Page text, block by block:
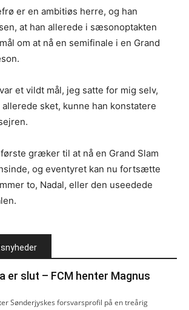
er en ambitiøs herre, og han
at han allerede i sæsonoptakten
om at nå en semifinale i en Grand
et vildt mål, jeg satte for mig selv,
sket, kunne han konstatere
græker til at nå en Grand Slam
og eventyret kan nu fortsætte
to, Nadal, eller den useedede
er slut – FCM henter Magnus
Sønderjyskes forsvarsprofil på en treårig